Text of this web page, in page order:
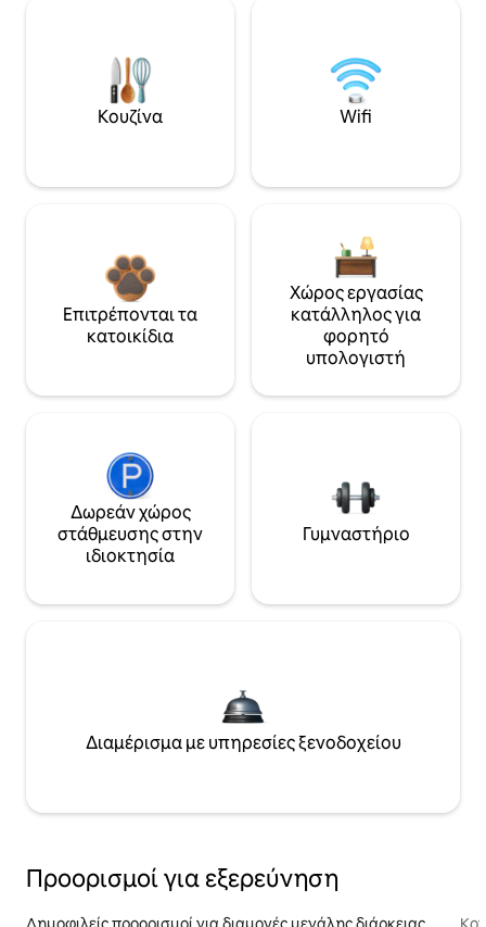
Κουζίνα Wifi
Επιτρέπονται τα
κατοικίδια
Χώρος εργασίας
κατάλληλος για
φορητό
υπολογιστή
Δωρεάν χώρος
στάθμευσης στην
ιδιοκτησία
Γυμναστήριο
Διαμέρισμα με υπηρεσίες ξενοδοχείου
Προορισμοί για εξερεύνηση